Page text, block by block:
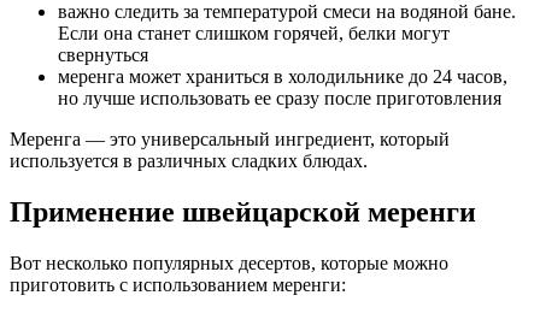
важно следить за температурой смеси на водяной бане.
Если она станет слишком горячей, белки могут
свернуться
меренга может храниться в холодильнике до 24 часов,
но лучше использовать ее сразу после приготовления
Меренга — это универсальный ингредиент, который
используется в различных сладких блюдах.
Применение швейцарской меренги
Вот несколько популярных десертов, которые можно
приготовить с использованием меренги: